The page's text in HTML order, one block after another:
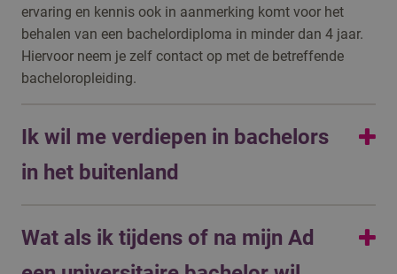
ervaring en kennis ook in aanmerking komt voor het
behalen van een bachelordiploma in minder dan 4 jaar.
Hiervoor neem je zelf contact op met de betreffende
bacheloropleiding.
Ik wil me verdiepen in bachelors
in het buitenland
meer dan 40 verschillende landen en wat daar allemaal
bij komt kijken. Als je al een beeld hebt van in welk land
Wat als ik tijdens of na mijn Ad